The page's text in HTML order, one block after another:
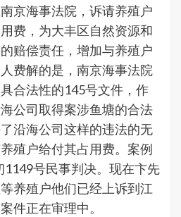
京海事法院，诉请养殖户
费，为大丰区自然资源和
赔偿责任，增加与养殖户
费解的是，南京海事法院
合法性的145号文件，作
公司取得案涉鱼塘的合法
沿海公司这样的违法的无
殖户给付其占用费。案例
号民事判决。现在卞先
养殖户他们已经上诉到江
件正在审理中。